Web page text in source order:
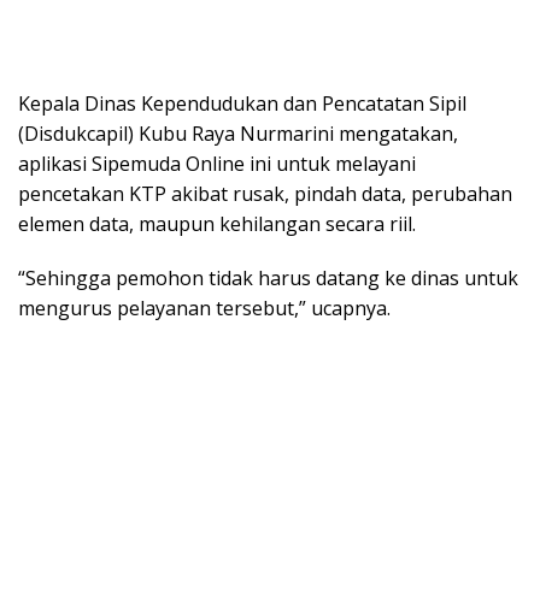
Kepala Dinas Kependudukan dan Pencatatan Sipil
(Disdukcapil) Kubu Raya Nurmarini mengatakan,
aplikasi Sipemuda Online ini untuk melayani
pencetakan KTP akibat rusak, pindah data, perubahan
elemen data, maupun kehilangan secara riil.
“Sehingga pemohon tidak harus datang ke dinas untuk
mengurus pelayanan tersebut,” ucapnya.